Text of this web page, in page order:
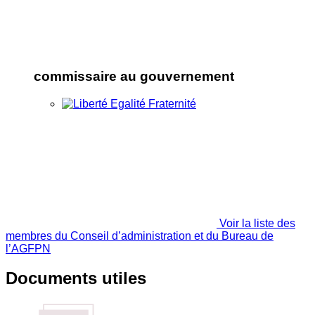
commissaire au gouvernement
Voir la liste des
membres du Conseil d’administration et du Bureau de
l’AGFPN
Documents utiles